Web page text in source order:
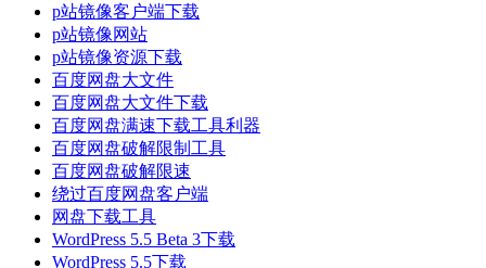
p站镜像客户端下载
p站镜像网站
p站镜像资源下载
百度网盘大文件
百度网盘大文件下载
百度网盘满速下载工具利器
百度网盘破解限制工具
百度网盘破解限速
绕过百度网盘客户端
网盘下载工具
WordPress 5.5 Beta 3下载
WordPress 5.5下载